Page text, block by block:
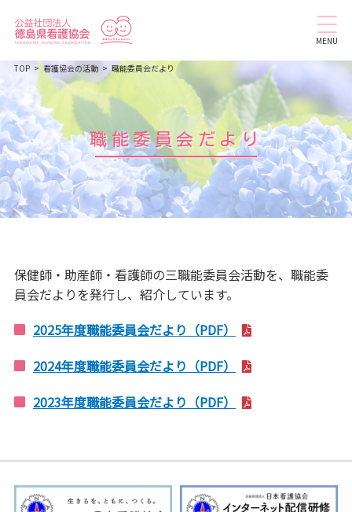
MENU
TOP 看護協会の活動 職能委員会だより
職能委員会だより
保健師・助産師・看護師の三職能委員会活動を、職能委
員会だよりを発行し、紹介しています。
2025年度職能委員会だより（PDF）
2024年度職能委員会だより（PDF）
2023年度職能委員会だより（PDF）